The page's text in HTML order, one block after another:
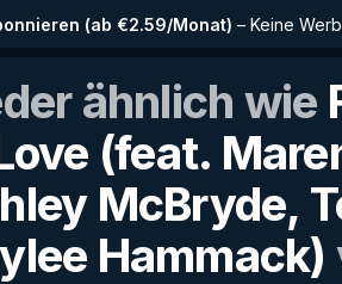
(ab €2.59/Monat) – Keine
ähnlich wie
(feat.
McBryde,
Hammack)